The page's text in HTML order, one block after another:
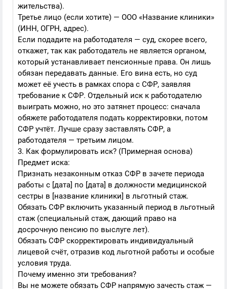
жительства).
Третье лицо (если хотите) — ООО «Название клиники»
(ИНН, ОГРН, адрес).
Если подадите на работодателя — суд, скорее всего,
откажет, так как работодатель не является органом,
который устанавливает пенсионные права. Он лишь
обязан передавать данные. Его вина есть, но суд
может её учесть в рамках спора с СФР, заявляя
требование к СФР. Отдельный иск к работодателю
выиграть можно, но это затянет процесс: сначала
обяжете работодателя подать корректировки, потом
СФР учтёт. Лучше сразу заставлять СФР, а
работодателя — третьим лицом.
3. Как формулировать иск? (Примерная основа)
Предмет иска:
Признать незаконным отказ СФР в зачете периода
работы с [дата] по [дата] в должности медицинской
сестры в [название клиники] в льготный стаж.
Обязать СФР включить указанный период в льготный
стаж (специальный стаж, дающий право на
досрочную пенсию по выслуге лет).
Обязать СФР скорректировать индивидуальный
лицевой счёт, отразив код льготной работы и особые
условия труда.
Почему именно эти требования?
Вы не можете обязать СФР напрямую зачесть стаж —